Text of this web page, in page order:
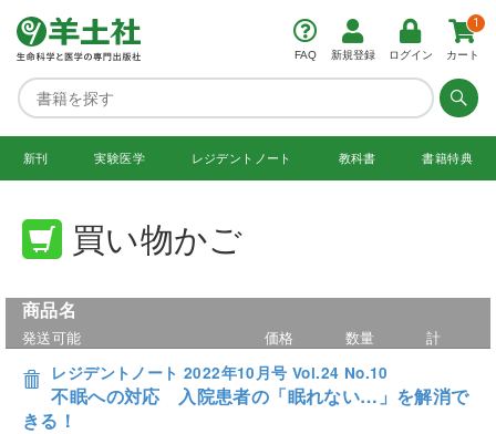
FAQ 新規登録 ログイン カート
1
新刊 実験医学 レジデント ノート 教科書 書籍特典
買い物かご
商品名
発送可能 価格 数量
計
レジデントノート 2022年10月号 Vol.24 No.10
不眠への対応 入院患者の「眠れない…」を解消で
きる！